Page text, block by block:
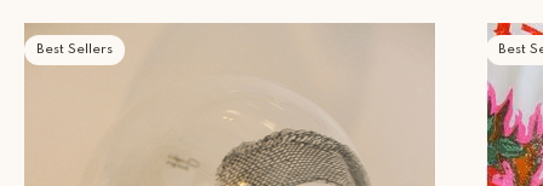
Best Sellers Best